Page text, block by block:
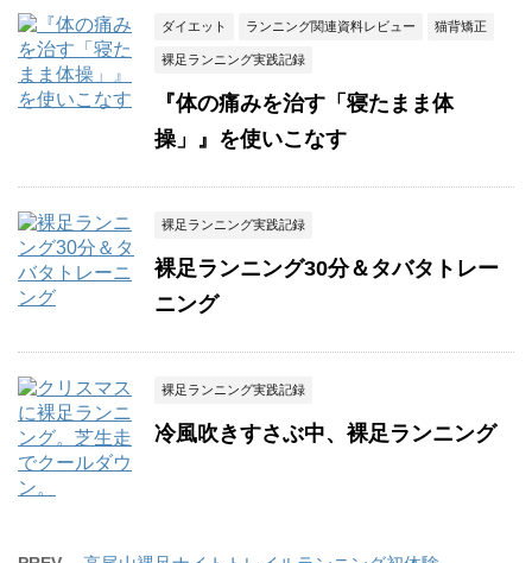
ダイエット ランニング関連資料レビュー 猫背矯正
裸足ランニング実践記録
『体の痛みを治す「寝たまま体
操」』を使いこなす
裸足ランニング実践記録
裸足ランニング30分＆タバタトレー
ニング
裸足ランニング実践記録
冷風吹きすさぶ中、裸足ランニング